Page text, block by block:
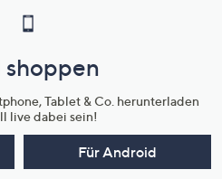
Tablet & Co. herunterladen
live dabei sein!
Für Android